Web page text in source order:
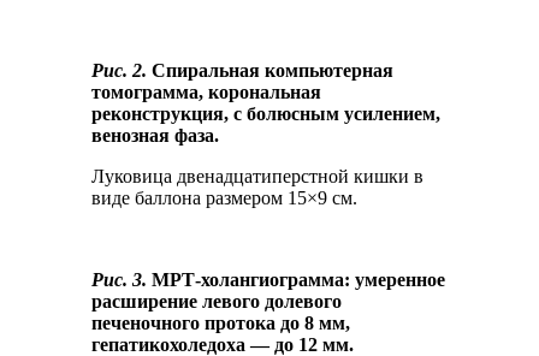
Рис. 2. Спиральная компьютерная
томограмма, корональная
реконструкция, с болюсным усилением,
венозная фаза.
Луковица двенадцатиперстной кишки в
виде баллона размером 15×9 см.
Рис. 3. МРТ-холангиограмма: умеренное
расширение левого долевого
печеночного протока до 8 мм,
гепатикохоледоха — до 12 мм.